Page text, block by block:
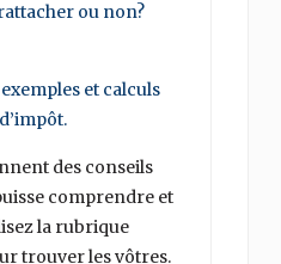
ou non?
et calculs
des conseils
comprendre et
la rubrique
trouver les vôtres.